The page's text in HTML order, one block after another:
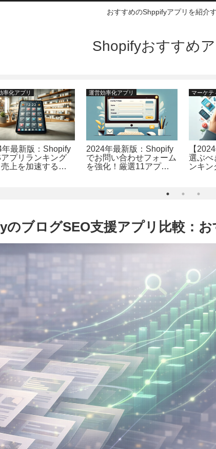
おすすめのShppifyアプリを紹介
Shopifyおすすめ
率化アプリ
年最新版：Shopify
アプリランキング
上を加速するト
運営効率化アプリ
2024年最新版：Shopify
でお問い合わせフォーム
を強化！厳選11アプリ
マーケテ
【
選ぶべ
ンキン
のブログSEO支援アプリ比較：